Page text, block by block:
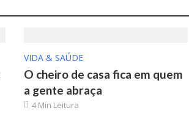
VIDA & SAÚDE
O cheiro de casa fica em quem
a gente abraça
4 Min Leitura